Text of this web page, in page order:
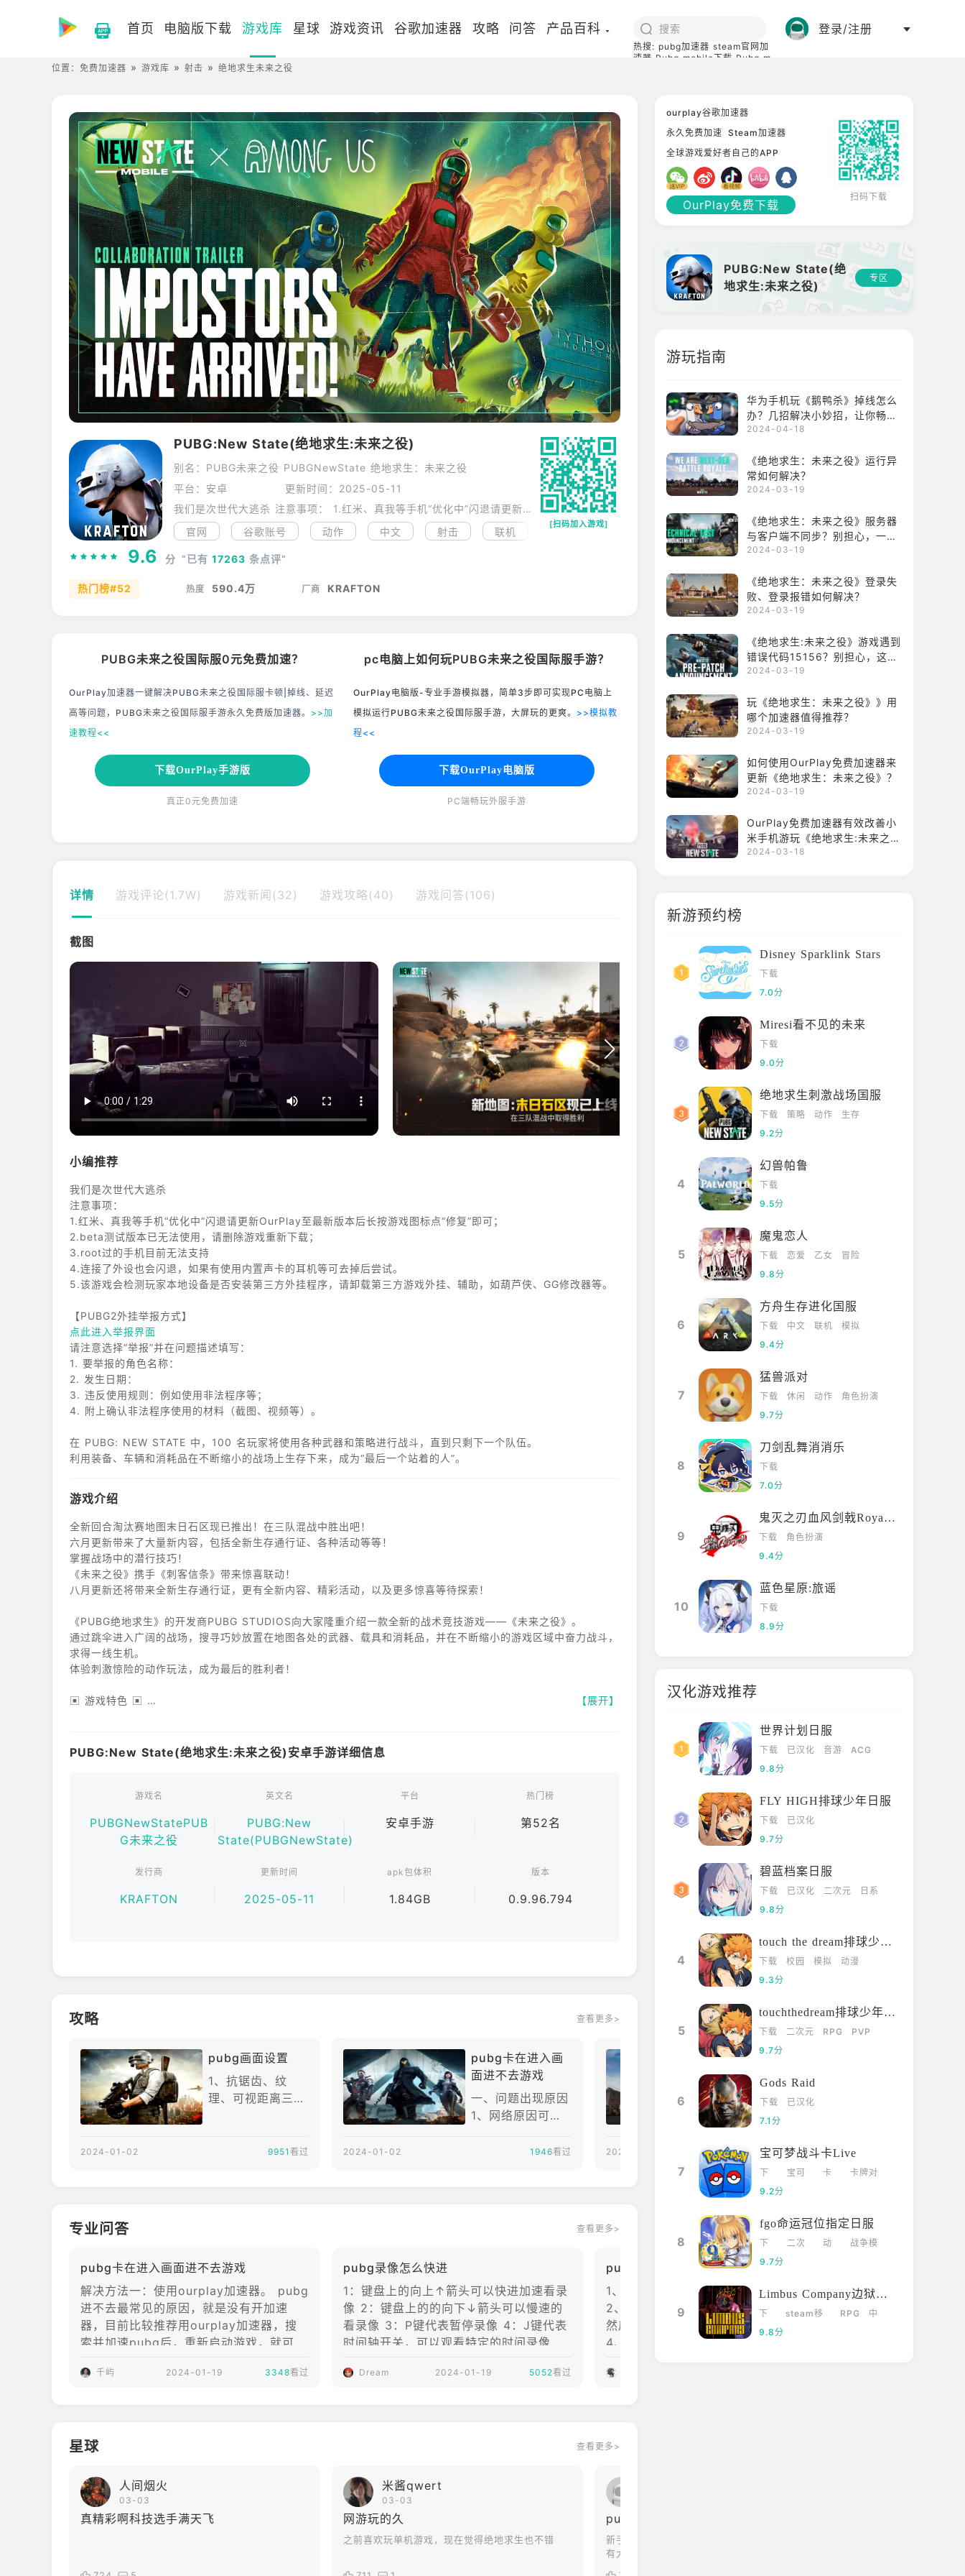
首页 电脑版下载 游戏库 星球 游戏资讯 谷歌加速器 攻略 问答 产品百科
热搜: pubg加速器 steam官网加
速器 Pubg mobile下载 Pubg m
登录/注册
位置： 免费加速器 游戏库 射击 绝地求生未来之役
PUBG:New State(绝地求生:未来之役)
别名：PUBG未来之役 PUBGNewState 绝地求生：未来之役
平台：安卓
更新时间：2025-05-11
我们是次世代大逃杀 注意事项： 1.红米、真我等手机“优化中”闪退请更新OurPlay至最新版本后长按游戏图标点“修复”即可； 2.beta测试版本已无法使用，请删除游戏重新下载； 3.root过的手机目前无法支持 4.连接了外设也会闪退，如果有使用内置声卡的耳机等可去掉后尝试。 5.该游戏会检测玩家本地设备是否安装第三方外挂程序，请卸载第三方游戏外挂、辅助，如葫芦侠、GG修改器等。 【PUBG2外挂举报方式】
官网
谷歌账号 动作 中文 射击 联机 高画质 多人竞技 吃鸡
[扫码加入游戏]
9.6 分 “已有 17263 条点评”
热门榜#52 热度 590.4万 厂商 KRAFTON
PUBG未来之役国际服0元免费加速？
OurPlay加速器一键解决PUBG未来之役国际服卡顿|掉线、延迟
高等问题，PUBG未来之役国际服手游永久免费版加速器。 >>加
速教程<<
下载OurPlay手游版
真正0元免费加速
pc电脑上如何玩PUBG未来之役国际服手游？
OurPlay电脑版-专业手游模拟器，简单3步即可实现PC电脑上
模拟运行PUBG未来之役国际服手游，大屏玩的更爽。 >>模拟教
程<<
下载OurPlay电脑版
PC端畅玩外服手游
详情 游戏评论(1.7W) 游戏新闻(32) 游戏攻略(40) 游戏问答(106)
截图
小编推荐
我们是次世代大逃杀
注意事项：
1.红米、真我等手机“优化中”闪退请更新OurPlay至最新版本后长按游戏图标点“修复”即可；
2.beta测试版本已无法使用，请删除游戏重新下载；
3.root过的手机目前无法支持
4.连接了外设也会闪退，如果有使用内置声卡的耳机等可去掉后尝试。
5.该游戏会检测玩家本地设备是否安装第三方外挂程序，请卸载第三方游戏外挂、辅助，如葫芦侠、GG修改器等。
点此进入举报界面
请注意选择“举报”并在问题描述填写：
1. 要举报的角色名称：
2. 发生日期：
3. 违反使用规则：例如使用非法程序等；
4. 附上确认非法程序使用的材料（截图、视频等）。
在 PUBG: NEW STATE 中，100 名玩家将使用各种武器和策略进行战斗，直到只剩下一个队伍。
利用装备、车辆和消耗品在不断缩小的战场上生存下来，成为“最后一个站着的人”。
游戏介绍
全新回合淘汰赛地图末日石区现已推出！在三队混战中胜出吧！
六月更新带来了大量新内容，包括全新生存通行证、各种活动等等！
掌握战场中的潜行技巧！
《未来之役》携手《刺客信条》带来惊喜联动！
八月更新还将带来全新生存通行证，更有全新内容、精彩活动，以及更多惊喜等待探索！
《PUBG绝地求生》的开发商PUBG STUDIOS向大家隆重介绍一款全新的战术竞技游戏——《未来之役》。
通过跳伞进入广阔的战场，搜寻巧妙放置在地图各处的武器、载具和消耗品，并在不断缩小的游戏区域中奋力战斗，
求得一线生机。
体验刺激惊险的动作玩法，成为最后的胜利者！
▣ 游戏特色 ▣
- 在有限的掩护下畅享充满乐趣和战术性的玩法。
- 跳伞进入4x4地图，展开快节奏的自由战斗
- 利用新地图的多种地形与地标，制定合适的战斗策略，击败你的对手
▶ 回合淘汰赛：7轮激烈的缩圈生存战斗
- 比赛开始时游戏区域会不断缩小，进一步提升游戏的激烈程度
- 在《未来之役》中运用全新、独占的载具，在8x8的开放世界中快速移动
▶ 对原版绝地求生宇宙的扩展
- 在原版绝地求生的数十年后，全新的势力出现在2051年的无政府世界
- 生存游戏《PUBG绝地求生》全面进化为一款全新的自由战斗游戏——《未来之役》
▶ 超级逼真的图像，颠覆移动游戏的上限
- 由PUBG STUDIOS设计的超真实、庞大的开放世界战场
▶ 《未来之役》代表着绝地求生游戏体验的新黎明
- 属于所有玩家，源于所有玩家，献给所有玩家的真实自由战斗——《未来之役》
▣官方链接▣
官网：newstate.pubg.com
YouTube: youtube.com/NEWSTATEMOBILE
Facebook: facebook.com/OfficialNEWSTATEMOBILE
Twitter: twitter.com/NEWSTATEMOBILE
Instagram: instagram.com/newstatemobileofficial
2023年6月19日
【展开】
PUBG:New State(绝地求生:未来之役)安卓手游详细信息
游戏名
PUBGNewStatePUB
G未来之役
英文名
PUBG:New
State(PUBGNewState)
平台
安卓手游
热门榜
第52名
发行商
KRAFTON
更新时间
2025-05-11
apk包体积
1.84GB
版本
0.9.96.794
攻略 查看更多>
pubg画面设置
1、抗锯齿、纹
理、可视距离三项
与周边环境的对比
树木这几项，虽然
可以提升画面表
现，却让敌人更容
易藏匿与环境当
中，应该设置为非
屏幕比例理论上调
置有限，可
2024-01-02 9951 看过
pubg卡在进入画
面进不去游戏
一、问题出现原因
1、网络原因可能
2、电脑原因电脑
的问题，查找一下
网路问题，重启试
试。2、重启电脑
退出游戏重进，不
3、等待如果是游
2024-01-02 1946看过
pubg火山图密室
位置
1、图中，标红的
位置就是有密室的
地方外表看起来
像，但是其实是打
不开的密室。2、
打开密室后，可以
获得仅需1秒就可
以把队友拉起来的
“紧急救援套件”以
及额外的狙击手套
件。
2023-12-21 12014看过
专业问答 查看更多>
pubg卡在进入画面进不去游戏
解决方法一：使用ourplay加速器。 pubg
进不去最常见的原因，就是没有开加速
器，目前比较推荐用ourplay加速器，搜
索并加速pubg后，重新启动游戏，就可以
文件。 解决方法三：检查网络异常。 解
戏解决。 解决方法五：等待游戏服务器修
千屿 2024-01-19 3348看过
pubg录像怎么快进
1：键盘上的向上↑箭头可以快进加速看录
像 2：键盘上的的向下↓箭头可以慢速的
看录像 3：P键代表暂停录像 4：J键代表
时间轴开关，可以观看特定的时间录像
且可以控制视角的角度和缩放。 6：V键
Dream 2024-01-19 5052看过
pubg怎么注册账号
1、点击打开游戏 选择创建一个新账户。
2、接着这里直接点击下一步、同意。 3、
然后输入玩家要注册的账号名称及密码。
4、选择库，选择绝地求生进行游戏。
1、在进入游戏
入，玩家在主界
星球 查看更多>
人间烟火
03-03
真精彩啊科技选手满天飞
米酱qwert
03-03
网游玩的久
之前喜欢玩单机游戏，现在觉得绝地求生也不错
pubg未来之役
新手刚下雨啦哗啦啦啦进来就直接开始游戏吗？没
有大厅界面？
ourplay谷歌加速器
永久免费加速 Steam加速器
全球游戏爱好者自己的APP
OurPlay免费下载
扫码下载
PUBG:New State(绝
地求生:未来之役)
专区
游玩指南
华为手机玩《鹅鸭杀》掉线怎么
办？几招解决小妙招，让你畅享
游戏乐趣！
2024-04-18
《绝地求生：未来之役》运行异
常如何解决？
2024-03-19
《绝地求生：未来之役》服务器
与客户端不同步？别担心，一招
解决你的烦恼！
2024-03-19
《绝地求生：未来之役》登录失
败、登录报错如何解决？
2024-03-19
《绝地求生:未来之役》游戏遇到
错误代码15156？别担心，这里
有解决办法。
2024-03-19
玩《绝地求生：未来之役》》用
哪个加速器值得推荐？
2024-03-19
如何使用OurPlay免费加速器来
更新《绝地求生：未来之役》？
2024-03-19
OurPlay免费加速器有效改善小
米手机游玩《绝地求生:未来之
役》卡顿。
2024-03-18
新游预约榜
Disney Sparklink Stars
下载
7.0分
Miresi看不见的未来
下载
9.0分
绝地求生刺激战场国服
下载 策略 动作
生存
9.2分
4
幻兽帕鲁
下载
9.5分
5
魔鬼恋人
下载 恋爱 乙女
冒险
9.8分
6
方舟生存进化国服
下载 中文 联机
模拟
9.4分
7
猛兽派对
下载 休闲 动作
角色扮演
9.7分
8
刀剑乱舞消消乐
下载
7.0分
9
鬼灭之刃血风剑戟Royale国际服
下载
角色扮演
9.4分
10
蓝色星原:旅谣
下载
8.9分
汉化游戏推荐
世界计划日服
下载 已汉化 音游
ACG
9.8分
FLY HIGH排球少年日服
下载
已汉化
9.7分
碧蓝档案日服
下载 已汉化 二次元
日系
9.8分
4
touch the dream排球少年韩服
下载 校园 模拟
动漫
9.3分
5
touchthedream排球少年日服
下载 二次元 RPG
PVP
9.7分
6
Gods Raid
下载
已汉化
7.1分
7
宝可梦战斗卡Live
下
载
宝可
卡
卡牌对
9.2分
8
fgo命运冠位指定日服
下
载
二次
动
战争模
9.7分
9
Limbus Company边狱巴士
下
载
steam移
RPG
中
9.8分